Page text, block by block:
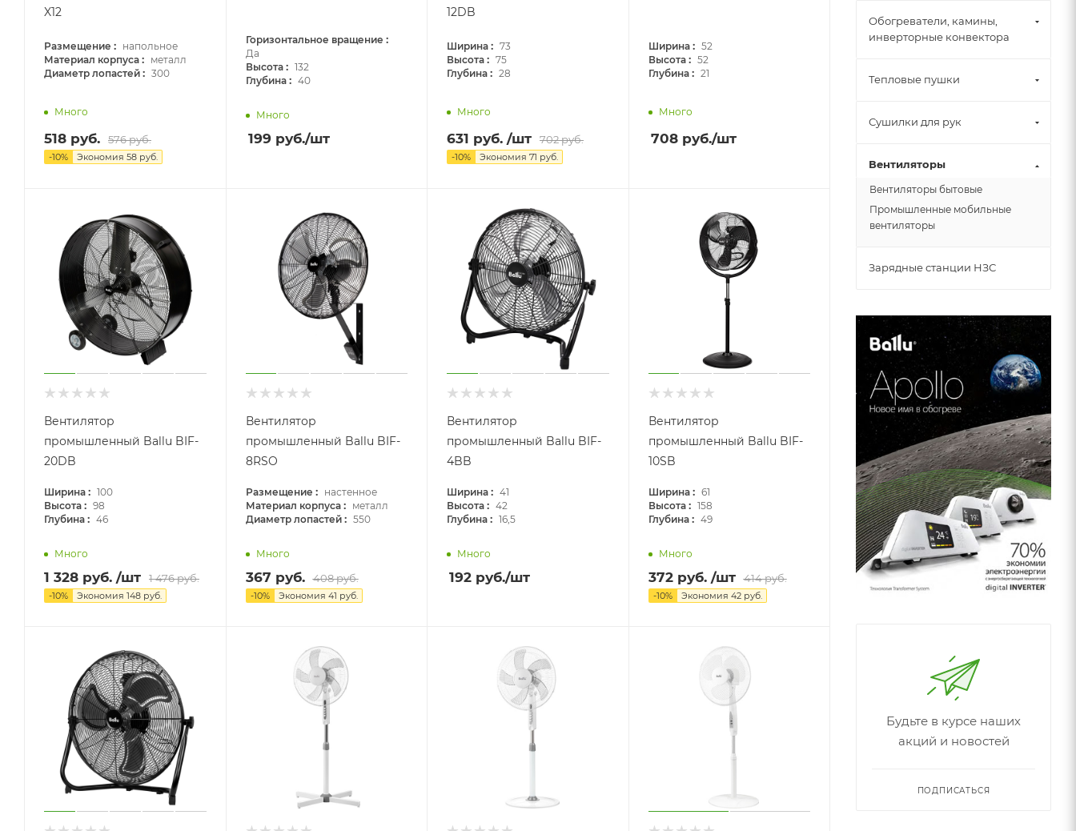
X12
Размещение : напольное
Материал корпуса : металл
Диаметр лопастей : 300
Много
518 руб. 576руб.
-10% Экономия 58 руб.
Горизонтальное вращение :
Да
Высота : 132
Глубина : 40
Много
199руб./шт
12DB
Ширина : 73
Высота : 75
Глубина : 28
Много
631 руб. /шт 702руб.
-10% Экономия 71 руб.
Ширина : 52
Высота : 52
Глубина : 21
Много
708руб./шт
Вентилятор
промышленный Ballu BIF-
20DB
Ширина : 100
Высота : 98
Глубина : 46
Много
1 328 руб. /шт 1 476руб.
-10% Экономия 148 руб.
Вентилятор
промышленный Ballu BIF-
8RSO
Размещение :
настенное
Материал корпуса :
металл
Диаметр лопастей : 550
Много
367 руб. 408руб.
-10% Экономия 41 руб.
Вентилятор
промышленный Ballu BIF-
4BB
Ширина : 41
Высота : 42
Глубина : 16,5
Много
192 руб./шт
Вентилятор
промышленный Ballu BIF-
10SB
Ширина : 61
Высота : 158
Глубина : 49
Много
372руб. /шт 414руб.
-10% Экономия 42руб.
Обогреватели, камины,
инверторные конвектора
Тепловые пушки
Сушилки для рук
Вентиляторы
Вентиляторы бытовые
Промышленные мобильные
вентиляторы
Зарядные станции НЗС
Будьте в курсе наших
акций и новостей
ПОДПИСАТЬСЯ